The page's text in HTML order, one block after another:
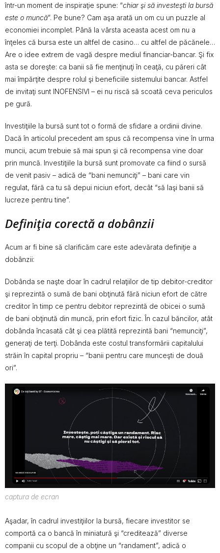
într-un moment de inspiraţie spune: “chiar şi să investeşti la bursă
este o muncă”. Pe bune? Cam aşa arată un om cu un puzzle al
economiei incomplet. Până la vârsta aceasta acest om nu a
înţeles că bursa este un altfel de casino… cu altfel de păcănele…
Are o idee extrem de vagă despre mediul financiar-bancar. Şi fix
asta se doreşte: ca banii să fie menţinuţi în ceaţă, cu păreri cât
mai împărţite despre rolul şi beneficiile sistemului bancar. Astfel
de invitaţi sunt INOFENSIVI – ei nu riscă să scoată ceva periculos
pe gură.
Investiţiile la bursă sunt tot o formă de sfidare a ordinii divine.
Dacă în articolul precedent am spus că recompensa vine în urma
muncii, acum trebuie să mai spun şi că recompensa vine doar
prin muncă. Investiţiile la bursă sunt promovate ca fiind o sursă
de venit pasiv – adică de “bani nemunciţi” – bani care vin
regulat, fără ca tu să depui niciun efort, decât “să laşi banii să
lucreze pentru tine”.
Definiţia corectă a dobânzii
Acum ar fi bine să clarificăm care este adevărata definiţie a
dobânzii:
Dobânda se naşte doar în cadrul relaţiilor de tip debitor-creditor
şi reprezintă o sumă de bani obţinută fără niciun efort de către
creditor în timp ce pentru debitor reprezintă de obicei o sumă
de bani obţinută din muncă, prin efort fizic. În cazul băncilor, atât
dobânda încasată cât şi cea plătită reprezintă bani “nemunciţi”,
generaţi de terţi. Dobânda este costul transformării capitalului
străin în capital propriu – “banii pentru care munceşti de două
ori”.
captura de ecran
Aşadar, în cadrul investiţiilor la bursă, fiecare investitor se
comportă ca o bancă în miniatură şi “creditează” diverse
companii cu scopul de a obţine un “randament”, adică o